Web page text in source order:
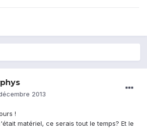
2013
!
matériel, ce serais tout le temps? Et le